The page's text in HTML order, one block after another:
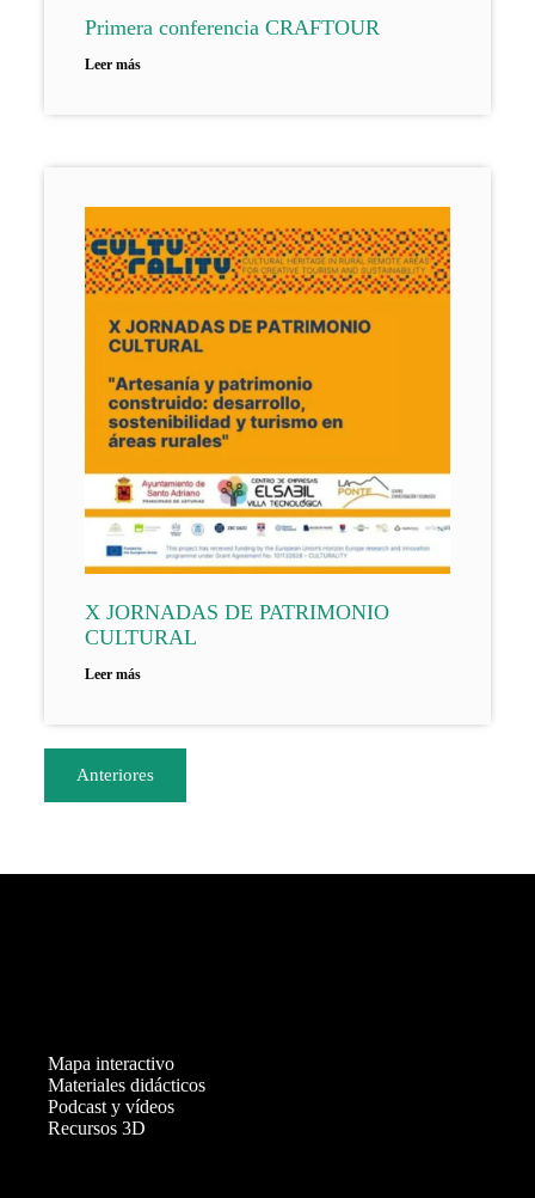
Primera conferencia CRAFTOUR
Leer más
X JORNADAS DE PATRIMONIO
CULTURAL
Leer más
Anteriores
Mapa interactivo
Materiales didácticos
Podcast y vídeos
Recursos 3D